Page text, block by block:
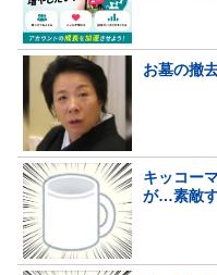
お墓の撤
キッコー
が…素敵